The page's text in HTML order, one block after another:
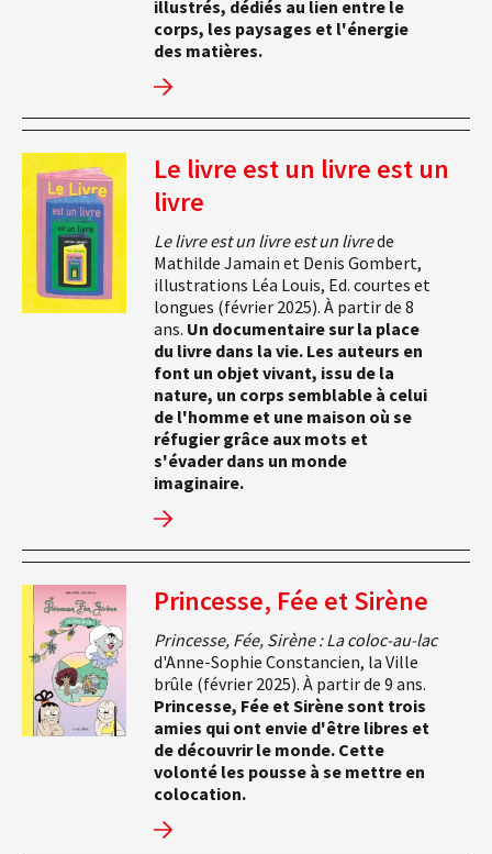
illustrés, dédiés au lien entre le
corps, les paysages et l'énergie
des matières.
Le livre est un livre est un
livre
Le livre est un livre est un livrede
Mathilde Jamain et Denis Gombert,
illustrations Léa Louis, Ed. courtes et
longues (février 2025). À partir de 8
ans. Un documentaire sur la place
du livre dans la vie. Les auteurs en
font un objet vivant, issu de la
nature, un corps semblable à celui
de l'homme et une maison où se
réfugier grâce aux mots et
s'évader dans un monde
imaginaire.
Princesse, Fée et Sirène
Princesse, Fée, Sirène : La coloc-au-lac
d'Anne-Sophie Constancien, la Ville
brûle (février 2025). À partir de 9 ans.
Princesse, Fée et Sirène sont trois
amies qui ont envie d'être libres et
de découvrir le monde. Cette
volonté les pousse à se mettre en
colocation.